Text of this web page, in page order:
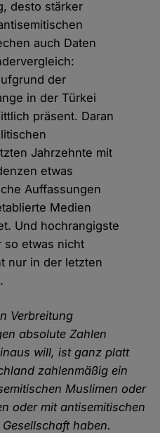
desto stärker
auch Daten
der
in der Türkei
präsent. Daran
Jahrzehnte mit
etwas
Auffassungen
Medien
Und hochrangigste
so etwas nicht
nur in der letzten
Verbreitung
absolute Zahlen
will, ist ganz platt
zahlenmäßig ein
Muslimen oder
oder mit antisemitischen
haben.